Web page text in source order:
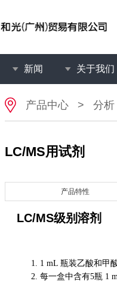
新闻 关于我们
产品中心 > 分析
LC/MS用试剂
产品特性
LC/MS级别溶剂
1. 1 mL 瓶装乙酸和甲
2. 每一盒中含有5瓶 1